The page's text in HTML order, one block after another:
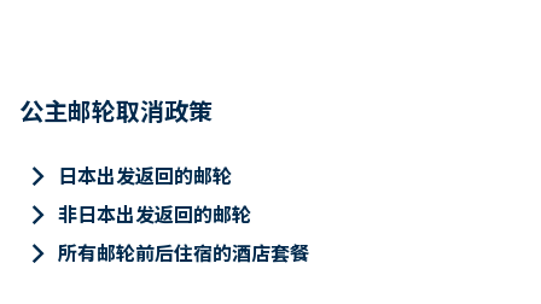
公主邮轮取消政策
keyboard_arrow_right 日本出发返回的邮轮
keyboard_arrow_right 非日本出发返回的邮轮
keyboard_arrow_right 所有邮轮前后住宿的酒店套餐